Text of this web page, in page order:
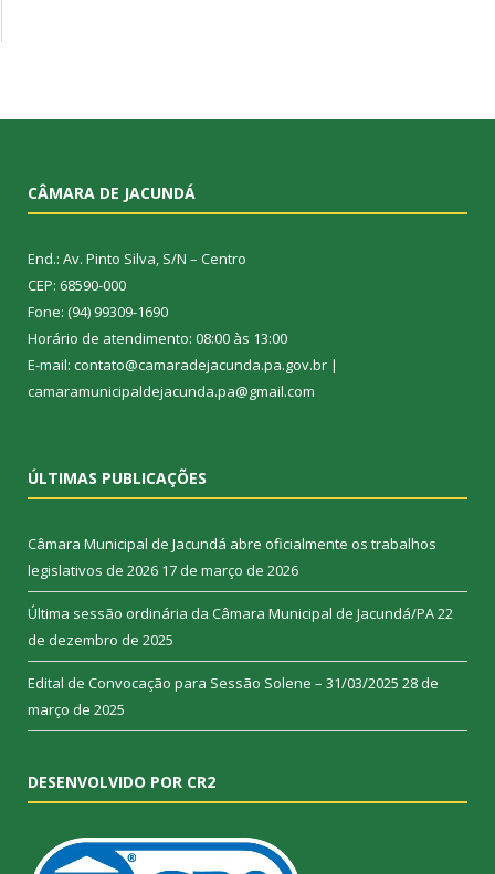
CÂMARA DE JACUNDÁ
End.: Av. Pinto Silva, S/N – Centro
CEP: 68590-000
Fone: (94) 99309-1690
Horário de atendimento: 08:00 às 13:00
E-mail: contato@camaradejacunda.pa.gov.br |
camaramunicipaldejacunda.pa@gmail.com
ÚLTIMAS PUBLICAÇÕES
Câmara Municipal de Jacundá abre oficialmente os trabalhos
legislativos de 2026 17 de março de 2026
Última sessão ordinária da Câmara Municipal de Jacundá/PA22
de dezembro de 2025
Edital de Convocação para Sessão Solene – 31/03/2025 28 de
março de 2025
DESENVOLVIDO POR CR2